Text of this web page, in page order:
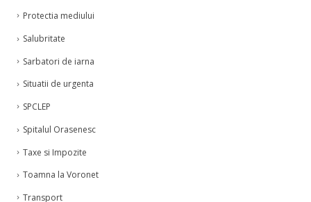
Protectia mediului
Salubritate
Sarbatori de iarna
Situatii de urgenta
SPCLEP
Spitalul Orasenesc
Taxe si Impozite
Toamna la Voronet
Transport